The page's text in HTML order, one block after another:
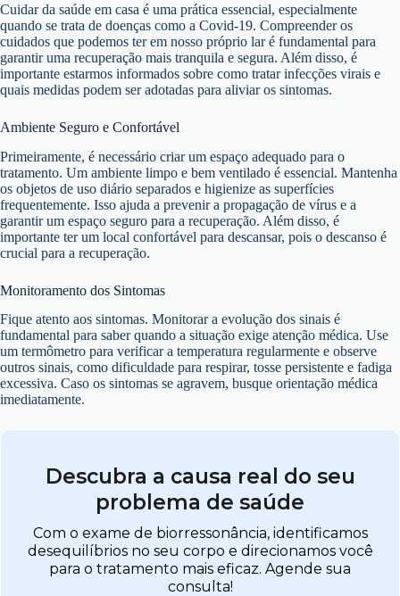
Cuidar da saúde em casa é uma prática essencial, especialmente
quando se trata de doenças como a Covid-19. Compreender os
cuidados que podemos ter em nosso próprio lar é fundamental para
garantir uma recuperação mais tranquila e segura. Além disso, é
importante estarmos informados sobre como tratar infecções virais e
quais medidas podem ser adotadas para aliviar os sintomas.
Ambiente Seguro e Confortável
Primeiramente, é necessário criar um espaço adequado para o
tratamento. Um ambiente limpo e bem ventilado é essencial. Mantenha
os objetos de uso diário separados e higienize as superfícies
frequentemente. Isso ajuda a prevenir a propagação de vírus e a
garantir um espaço seguro para a recuperação. Além disso, é
importante ter um local confortável para descansar, pois o descanso é
crucial para a recuperação.
Monitoramento dos Sintomas
Fique atento aos sintomas. Monitorar a evolução dos sinais é
fundamental para saber quando a situação exige atenção médica. Use
um termômetro para verificar a temperatura regularmente e observe
outros sinais, como dificuldade para respirar, tosse persistente e fadiga
excessiva. Caso os sintomas se agravem, busque orientação médica
imediatamente.
Descubra a causa real do seu
problema de saúde
Com o exame de biorressonância, identificamos
desequilíbrios no seu corpo e direcionamos você
para o tratamento mais eficaz. Agende sua
consulta!